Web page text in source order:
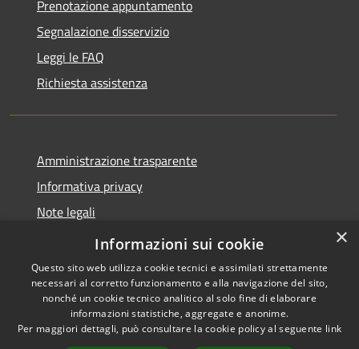
Prenotazione appuntamento
Segnalazione disservizio
Leggi le FAQ
Richiesta assistenza
Amministrazione trasparente
Informativa privacy
Note legali
Dichiarazione di accessibilità
Accessibilità
Copyright © 2026 • Comune di
Troia • Powered by
×
Informazioni sui cookie
Questo sito web utilizza cookie tecnici e assimilati strettamente
necessari al corretto funzionamento e alla navigazione del sito,
nonché un cookie tecnico analitico al solo fine di elaborare
informazioni statistiche, aggregate e anonime.
Per maggiori dettagli, può consultare la cookie policy al seguente link